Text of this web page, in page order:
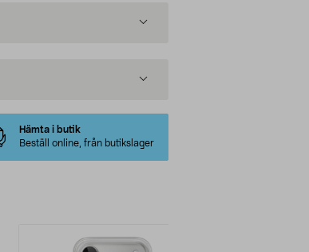
Hämta i butik
Beställ online, från butikslager